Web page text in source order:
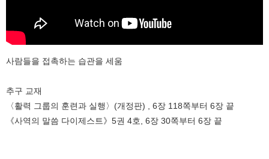
사람들을 접촉하는 습관을 세움
추구 교재
〈활력 그룹의 훈련과 실행〉(개정판) , 6장 118쪽부터 6장 끝
《사역의 말씀 다이제스트》5권 4호, 6장 30쪽부터 6장 끝